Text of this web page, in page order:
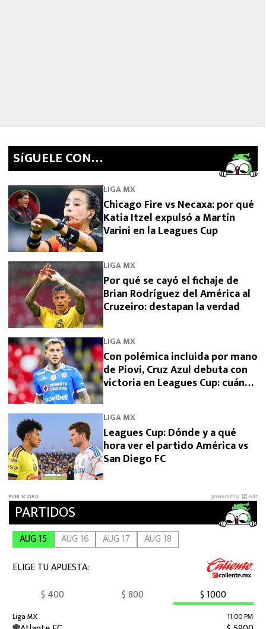
SíGUELE CON…
LIGA MX
Chicago Fire vs Necaxa: por qué
Katia Itzel expulsó a Martín
Varini en la Leagues Cup
LIGA MX
Por qué se cayó el fichaje de
Brian Rodríguez del América al
Cruzeiro: destapan la verdad
LIGA MX
Con polémica incluida por mano
de Piovi, Cruz Azul debuta con
victoria en Leagues Cup: cuándo
LIGA MX
Leagues Cup: Dónde y a qué
hora ver el partido América vs
San Diego FC